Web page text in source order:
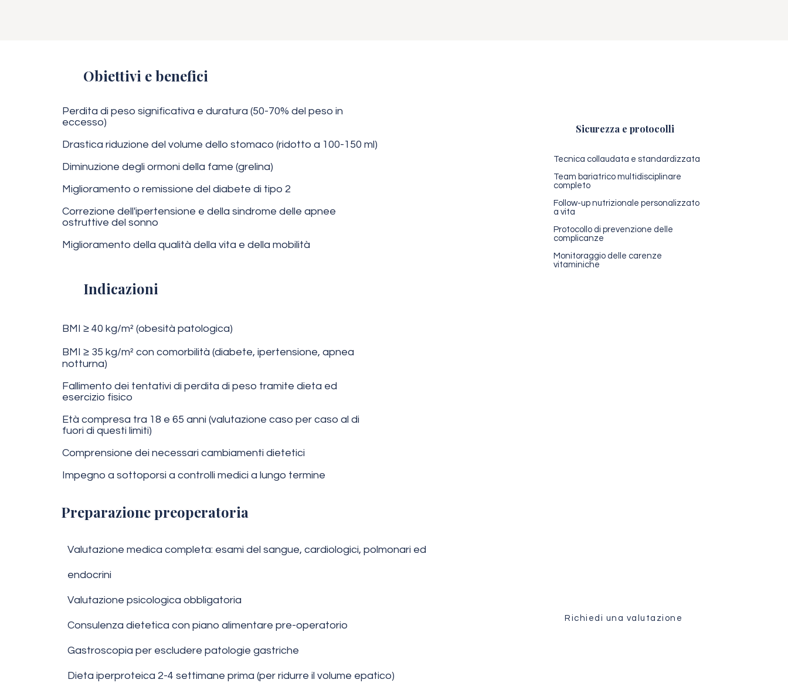
Obiettivi e benefici
Perdita di peso significativa e duratura (50-70% del peso in
eccesso)
Drastica riduzione del volume dello stomaco (ridotto a 100-150 ml)
Diminuzione degli ormoni della fame (grelina)
Miglioramento o remissione del diabete di tipo 2
Correzione dell'ipertensione e della sindrome delle apnee
ostruttive del sonno
Miglioramento della qualità della vita e della mobilità
Indicazioni
Sicurezza e protocolli
Tecnica collaudata e standardizzata
Team bariatrico multidisciplinare
completo
Follow-up nutrizionale personalizzato
a vita
Protocollo di prevenzione delle
complicanze
Monitoraggio delle carenze
vitaminiche
BMI ≥ 40 kg/m² (obesità patologica)
BMI ≥ 35 kg/m² con comorbilità (diabete, ipertensione, apnea
notturna)
Fallimento dei tentativi di perdita di peso tramite dieta ed
esercizio fisico
Età compresa tra 18 e 65 anni (valutazione caso per caso al di
fuori di questi limiti)
Comprensione dei necessari cambiamenti dietetici
Impegno a sottoporsi a controlli medici a lungo termine
Preparazione preoperatoria
Valutazione medica completa: esami del sangue, cardiologici, polmonari ed
endocrini
Valutazione psicologica obbligatoria
Consulenza dietetica con piano alimentare pre-operatorio
Gastroscopia per escludere patologie gastriche
Dieta iperproteica 2-4 settimane prima (per ridurre il volume epatico)
Richiedi una valutazione